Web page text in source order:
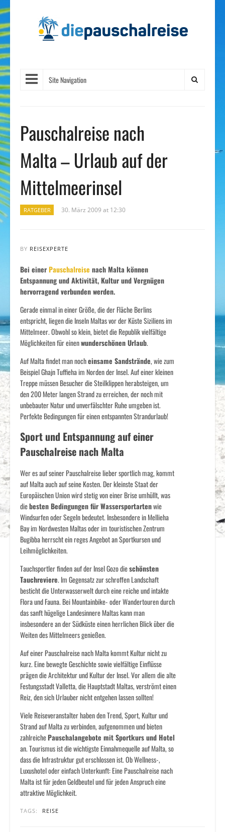
Site Navigation
Pauschalreise nach
Malta – Urlaub auf der
Mittelmeerinsel
RATGEBER 30. März 2009 at 12:30
BY REISEXPERTE
Bei einerPauschalreise nach Malta können
Entspannung und Aktivität, Kultur und Vergnügen
hervorragend verbunden werden.
Gerade einmal in einer Größe, die der Fläche Berlins
entspricht, liegen die Inseln Maltas vor der Küste Siziliens im
Mittelmeer. Obwohl so klein, bietet die Republik vielfältige
Möglichkeiten für einenwunderschönen Urlaub.
Auf Malta findet man nocheinsame Sandstrände, wie zum
Beispiel Ghajn Tuffieha im Norden der Insel. Auf einer kleinen
Treppe müssen Besucher die Steilklippen herabsteigen, um
den 200 Meter langen Strand zu erreichen, der noch mit
unbebauter Natur und unverfälschter Ruhe umgeben ist.
Perfekte Bedingungen für einen entspannten Strandurlaub!
Sport und Entspannung auf einer
Pauschalreise nach Malta
Wer es auf seiner Pauschalreise lieber sportlich mag, kommt
auf Malta auch auf seine Kosten. Der kleinste Staat der
Europäischen Union wird stetig von einer Brise umhüllt, was
diebesten Bedingungen für Wassersportartenwie
Windsurfen oder Segeln bedeutet. Insbesondere in Mellieha
Bay im Nordwesten Maltas oder im touristischen Zentrum
Bugibba herrscht ein reges Angebot an Sportkursen und
Leihmöglichkeiten.
Tauchsportler finden auf der Insel Gozo dieschönsten
Tauchreviere. Im Gegensatz zur schroffen Landschaft
besticht die Unterwasserwelt durch eine reiche und intakte
Flora und Fauna. Bei Mountainbike- oder Wandertouren durch
das sanft hügelige Landesinnere Maltas kann man
insbesondere an der Südküste einen herrlichen Blick über die
Weiten des Mittelmeers genießen.
Auf einer Pauschalreise nach Malta kommt Kultur nicht zu
kurz. Eine bewegte Geschichte sowie vielfältige Einflüsse
prägen die Architektur und Kultur der Insel. Vor allem die alte
Festungsstadt Valletta, die Hauptstadt Maltas, verströmt einen
Reiz, den sich Urlauber nicht entgehen lassen sollten!
Viele Reiseveranstalter haben den Trend, Sport, Kultur und
Strand auf Malta zu verbinden, aufgenommen und bieten
zahlreichePauschalangebote mit Sportkurs und Hotel
an. Tourismus ist die wichtigste Einnahmequelle auf Malta, so
dass die Infrastruktur gut erschlossen ist. Ob Wellness-,
Luxushotel oder einfach Unterkunft: Eine Pauschalreise nach
Malta ist für jeden Geldbeutel und für jeden Anspruch eine
attraktive Möglichkeit.
TAGS: REISE